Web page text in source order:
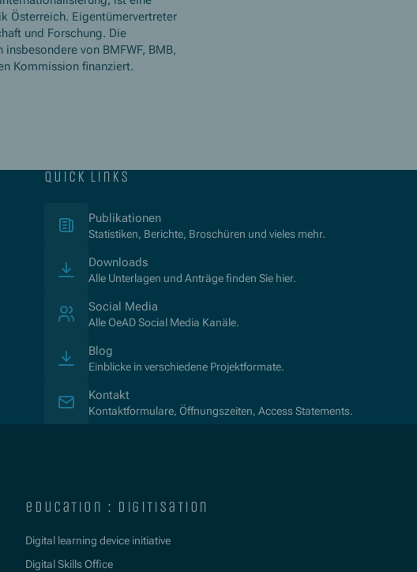
Österreich. Eigentümervertreter
und Forschung. Die
von BMFWF, BMB,
Kommission finanziert.
quick links
Publikationen(Opens in new window)
Statistiken, Berichte, Broschüren und vieles mehr.
Downloads
Alle Unterlagen und Anträge finden Sie hier.
Social Media
Alle OeAD Social Media Kanäle.
Blog
Einblicke in verschiedene Projektformate.
Kontakt
Kontaktformulare, Öffnungszeiten, Access Statements.
education : digitisation
Digital learning device initiative
Digital Skills Office